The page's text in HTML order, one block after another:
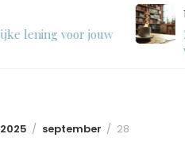
Zakelijke leningen: kies de
2025 september 28